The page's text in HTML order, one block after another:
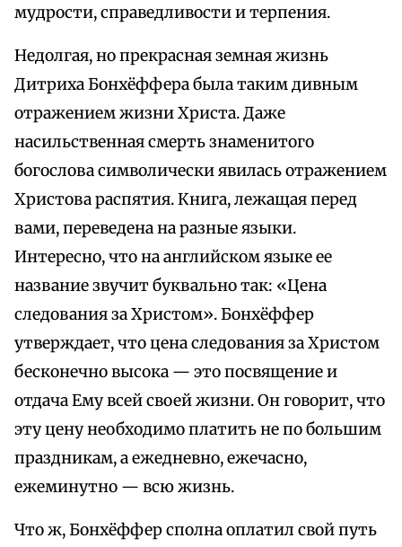
мудрости, справедливости и терпения.
Недолгая, но прекрасная земная жизнь
Дитриха Бонхёффера была таким дивным
отражением жизни Христа. Даже
насильственная смерть знаменитого
богослова символически явилась отражением
Христова распятия. Книга, лежащая перед
вами, переведена на разные языки.
Интересно, что на английском языке ее
название звучит буквально так: «Цена
следования за Христом». Бонхёффер
утверждает, что цена следования за Христом
бесконечно высока — это посвящение и
отдача Ему всей своей жизни. Он говорит, что
эту цену необходимо платить не по большим
праздникам, а ежедневно, ежечасно,
ежеминутно — всю жизнь.
Что ж, Бонхёффер сполна оплатил свой путь